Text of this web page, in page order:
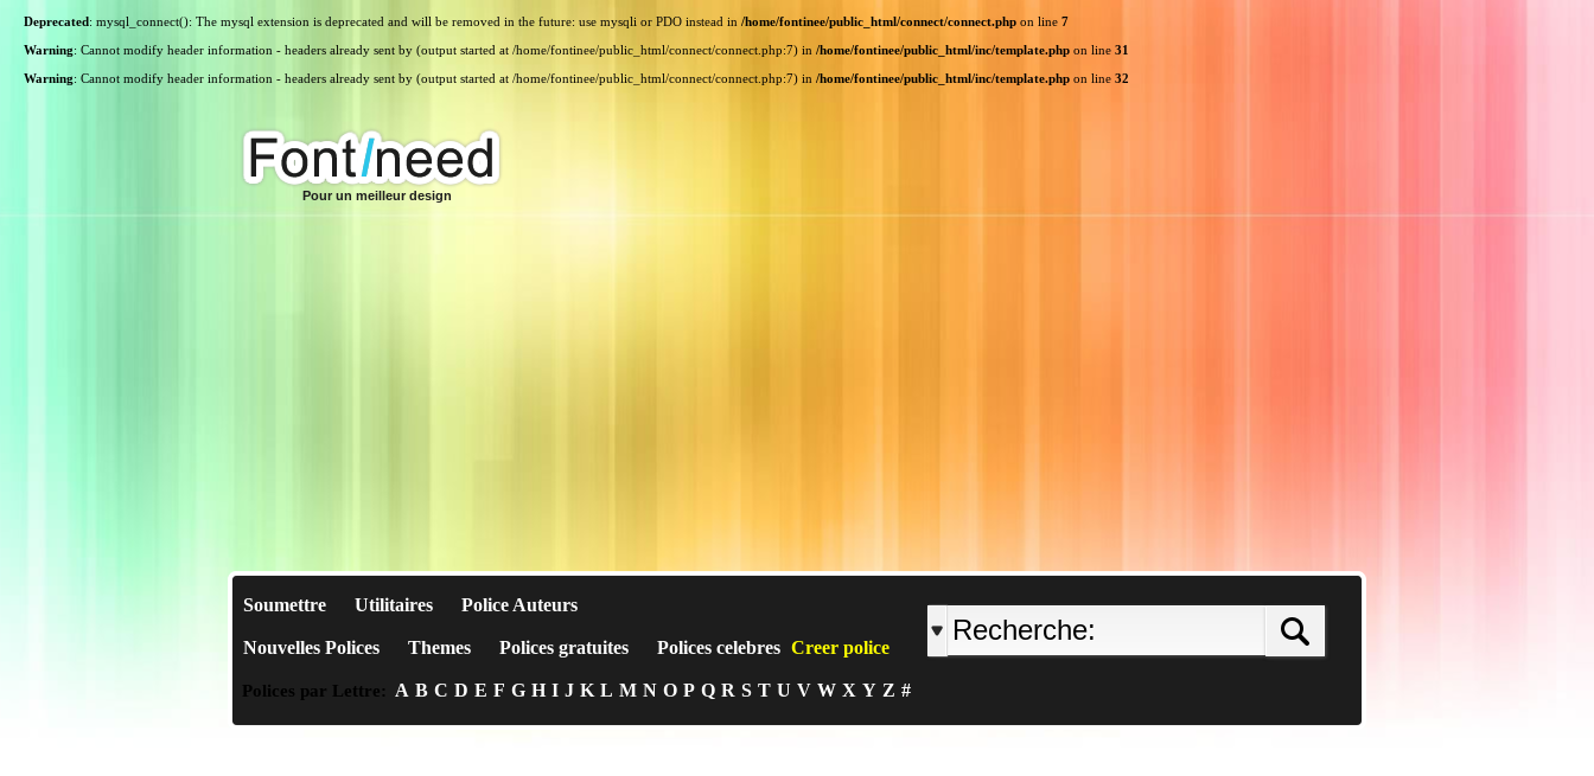
Deprecated: mysql_connect(): The mysql extension is deprecated and will be removed in the future: use mysqli or PDO instead in /home/fontinee/public_html/connect/connect.php on line 7
Warning: Cannot modify header information - headers already sent by (output started at /home/fontinee/public_html/connect/connect.php:7) in /home/fontinee/public_html/inc/template.php on line 31
Warning: Cannot modify header information - headers already sent by (output started at /home/fontinee/public_html/connect/connect.php:7) in /home/fontinee/public_html/inc/template.php on line 32
Pour un meilleur design
Soumettre Utilitaires Police Auteurs
Nouvelles Polices Themes Polices gratuites Polices celebres Creer police
Polices par Lettre: A B C D E F G H I J K L M N O P Q R S T U V W X Y Z #